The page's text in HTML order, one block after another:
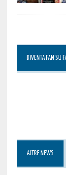
DIVENTA FAN SU
ALTRE NEWS